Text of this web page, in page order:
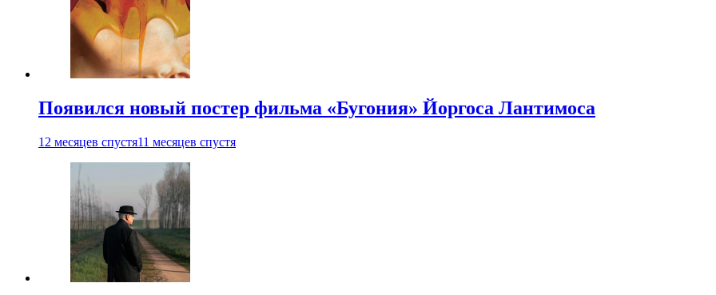
Появился новый постер фильма «Бугония» Йоргоса Лантимоса
12 месяцев спустя11 месяцев спустя